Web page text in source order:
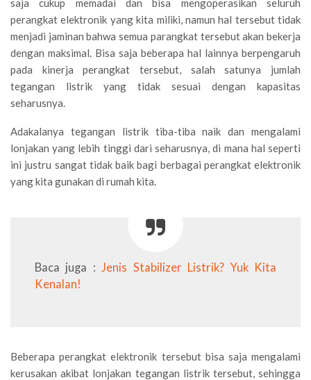
perangkat elektronik yang kita miliki, namun hal tersebut tidak
menjadi jaminan bahwa semua parangkattersebut akan bekerja
dengan maksimal. Bisa saja beberapa hal lainnya berpengaruh
pada kinerja perangkat tersebut, salah satunya jumlah
tegangan listrik yang tidak sesuai dengan kapasitas
seharusnya.
Adakalanya tegangan listrik tiba-tiba naik dan mengalami
lonjakan yang lebih tinggi dari seharusnya, di mana hal seperti
ini justru sangat tidak baik bagi berbagai perangkat elektronik
yang kita gunakan di rumah kita.
Baca juga :Jenis Stabilizer Listrik? Yuk Kita
Kenalan!
Beberapa perangkat elektronik tersebut bisa saja mengalami
kerusakan akibat lonjakan tegangan listrik tersebut, sehingga